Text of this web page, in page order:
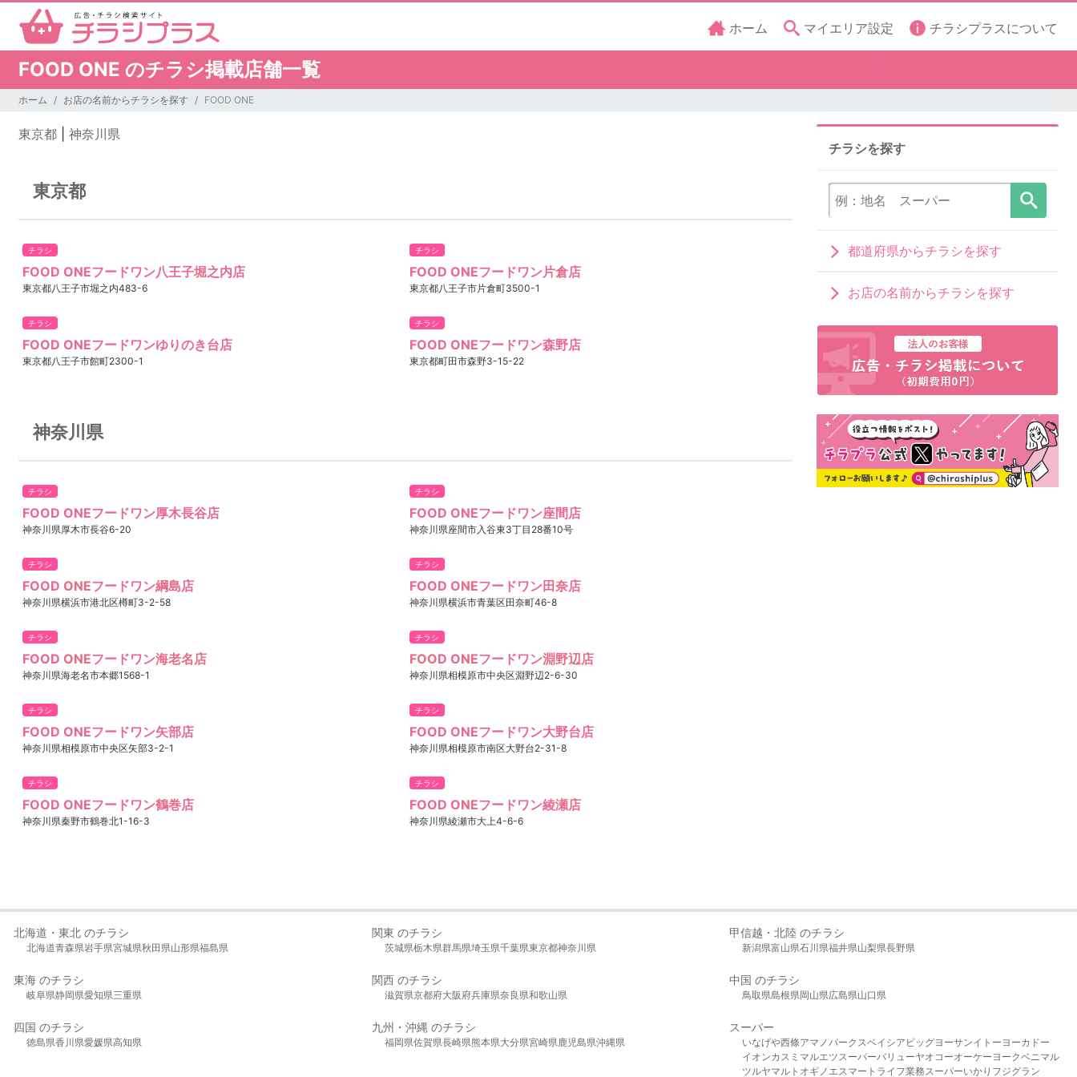
ホーム マイエリア設定 チラシプラスについて
FOOD ONE のチラシ掲載店舗一覧
ホーム お店の名前からチラシを探す FOOD ONE
東京都 神奈川県
東京都
チラシ
FOOD ONEフードワン八王子堀之内店
東京都八王子市堀之内483-6
チラシ
FOOD ONEフードワン片倉店
東京都八王子市片倉町3500-1
チラシ
FOOD ONEフードワンゆりのき台店
東京都八王子市館町2300-1
チラシ
FOOD ONEフードワン森野店
東京都町田市森野3-15-22
神奈川県
チラシ
FOOD ONEフードワン厚木長谷店
神奈川県厚木市長谷6-20
チラシ
FOOD ONEフードワン座間店
神奈川県座間市入谷東3丁目28番10号
チラシ
FOOD ONEフードワン綱島店
神奈川県横浜市港北区樽町3-2-58
チラシ
FOOD ONEフードワン田奈店
神奈川県横浜市青葉区田奈町46-8
チラシ
FOOD ONEフードワン海老名店
神奈川県海老名市本郷1568-1
チラシ
FOOD ONEフードワン淵野辺店
神奈川県相模原市中央区淵野辺2-6-30
チラシ
FOOD ONEフードワン矢部店
神奈川県相模原市中央区矢部3-2-1
チラシ
FOOD ONEフードワン大野台店
神奈川県相模原市南区大野台2-31-8
チラシ
FOOD ONEフードワン鶴巻店
神奈川県秦野市鶴巻北1-16-3
チラシ
FOOD ONEフードワン綾瀬店
神奈川県綾瀬市大上4-6-6
チラシを探す
都道府県からチラシを探す
お店の名前からチラシを探す
北海道・東北 のチラシ
北海道青森県岩手県宮城県秋田県山形県福島県
関東 のチラシ
茨城県栃木県群馬県埼玉県千葉県東京都神奈川県
甲信越・北陸 のチラシ
新潟県富山県石川県福井県山梨県長野県
東海 のチラシ
岐阜県静岡県愛知県三重県
関西 のチラシ
滋賀県京都府大阪府兵庫県奈良県和歌山県
中国 のチラシ
鳥取県島根県岡山県広島県山口県
四国 のチラシ
徳島県香川県愛媛県高知県
九州・沖縄 のチラシ
福岡県佐賀県長崎県熊本県大分県宮崎県鹿児島県沖縄県
スーパー
いなげや西條アマノパークスベイシア ビッグヨーサンイトーヨーカドー
イオンカスミ マルエツスーパーバリューヤオコーオーケー ヨークベニマル
ツルヤマルト オギノ エスマート ライフ業務スーパーいかり フジグラン